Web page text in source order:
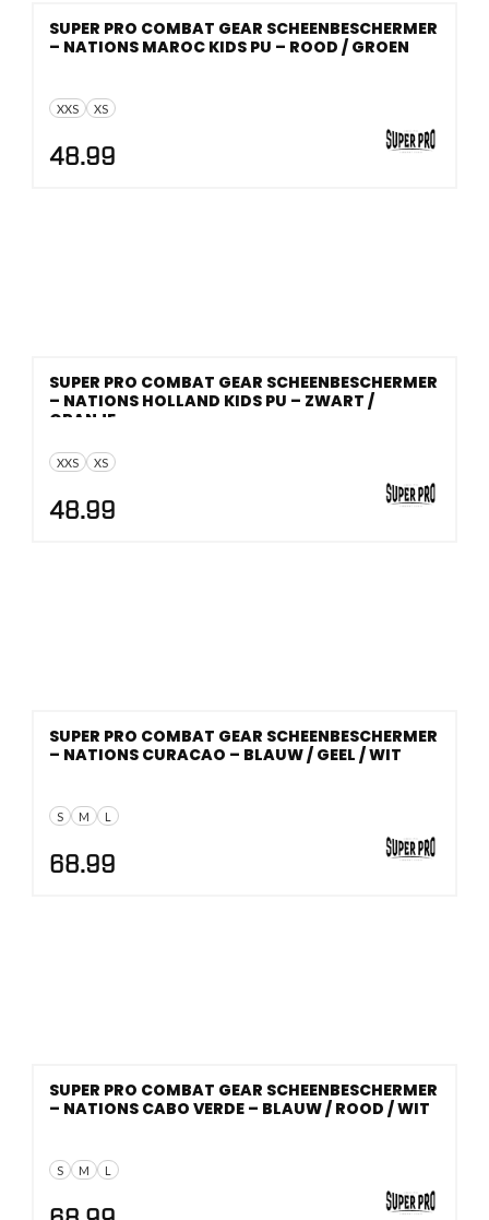
XXS XS
SUPER PRO COMBAT GEAR SCHEENBESCHERMER
– NATIONS MAROC KIDS PU – ROOD / GROEN
48.99
XXS XS
SUPER PRO COMBAT GEAR SCHEENBESCHERMER
– NATIONS HOLLAND KIDS PU – ZWART /
ORANJE
48.99
S M L
SUPER PRO COMBAT GEAR SCHEENBESCHERMER
– NATIONS CURACAO – BLAUW / GEEL / WIT
68.99
S M L
SUPER PRO COMBAT GEAR SCHEENBESCHERMER
– NATIONS CABO VERDE – BLAUW / ROOD / WIT